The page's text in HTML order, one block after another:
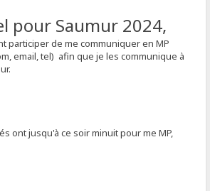
pour Saumur 2024,
participer de me communiquer en MP
email, tel) afin que je les communique à
ont jusqu'à ce soir minuit pour me MP,